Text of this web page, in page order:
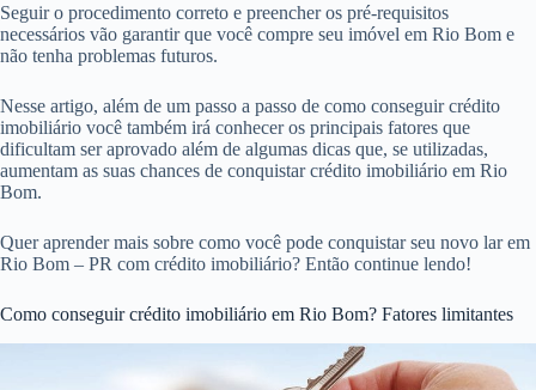
Seguir o procedimento correto e preencher os pré-requisitos
necessários vão garantir que você compre seu imóvel em Rio Bom e
não tenha problemas futuros.
Nesse artigo, além de um passo a passo de como conseguir crédito
imobiliário você também irá conhecer os principais fatores que
dificultam ser aprovado além de algumas dicas que, se utilizadas,
aumentam as suas chances de conquistar crédito imobiliário em Rio
Bom.
Quer aprender mais sobre como você pode conquistar seu novo lar em
Rio Bom – PR com crédito imobiliário? Então continue lendo!
Como conseguir crédito imobiliário em Rio Bom? Fatores limitantes